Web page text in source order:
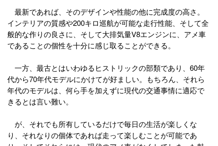
最新であれば、そのデザインや性能の他に完成度の高さ。
インテリアの質感や200キロ巡航が可能な走行性能、そして全
般的な作りの良さに、そして大排気量V8エンジンに、アメ車
であることの個性を十分に感じ取ることができる。
一方、最古とはいわゆるヒストリックの部類であり、60年
代から70年代モデルにかけてが好ましい。もちろん、それら
年代のモデルは、何ら手を加えずに現代の交通事情に適応で
きるとは言い難い。
が、それでも所有しているだけで毎日の生活が楽しくな
り、それなりの個体であれば走って楽しむことが可能であ